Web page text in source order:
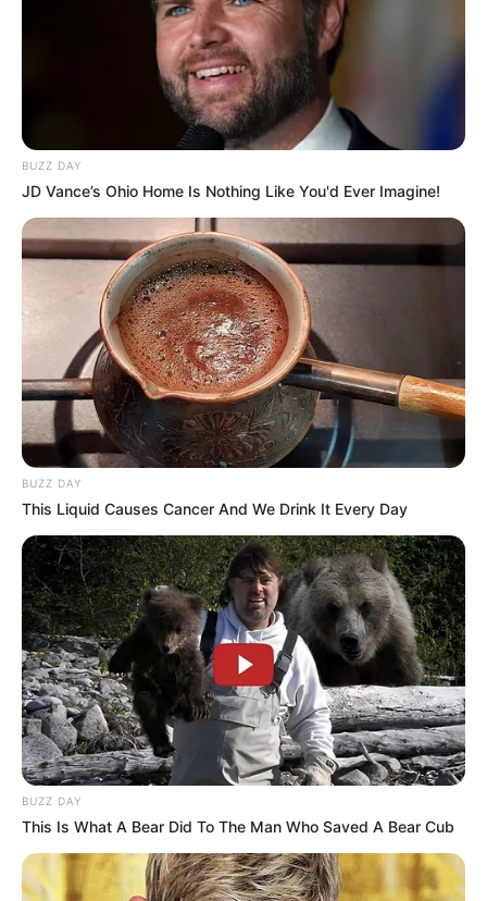
BUZZ DAY
JD Vance’s Ohio Home Is Nothing Like You'd Ever Imagine!
BUZZ DAY
This Liquid Causes Cancer And We Drink It Every Day
BUZZ DAY
This Is What A Bear Did To The Man Who Saved A Bear Cub